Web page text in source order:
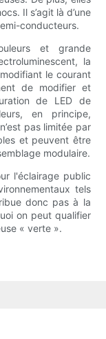
Il s’agit là d’une
conducteurs.
et grande
la
le courant
de modifier et
de LED de
en principe,
pas limitée par
et peuvent être
modulaire.
l'éclairage public
tels
donc pas à la
on peut qualifier
« verte ».